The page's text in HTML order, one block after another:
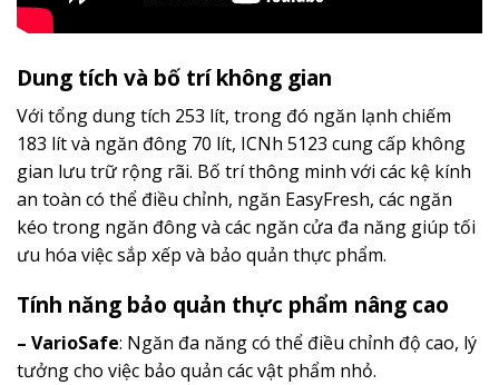
Dung tích và bố trí không gian
Với tổng dung tích 253 lít, trong đó ngăn lạnh chiếm
183 lít và ngăn đông 70 lít, ICNh 5123 cung cấp không
gian lưu trữ rộng rãi. Bố trí thông minh với các kệ kính
an toàn có thể điều chỉnh, ngăn EasyFresh, các ngăn
kéo trong ngăn đông và các ngăn cửa đa năng giúp tối
ưu hóa việc sắp xếp và bảo quản thực phẩm.
Tính năng bảo quản thực phẩm nâng cao
– VarioSafe: Ngăn đa năng có thể điều chỉnh độ cao, lý
tưởng cho việc bảo quản các vật phẩm nhỏ.